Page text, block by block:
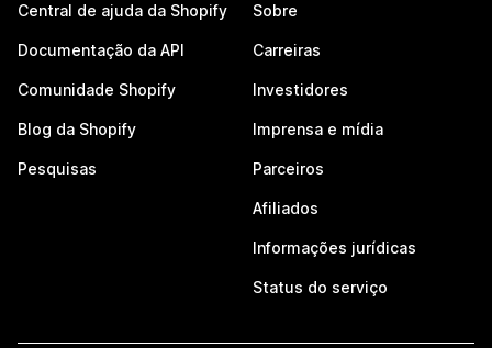
Central de ajuda da Shopify
Documentação da API
Comunidade Shopify
Blog da Shopify
Pesquisas
Sobre
Carreiras
Investidores
Imprensa e mídia
Parceiros
Afiliados
Informações jurídicas
Status do serviço